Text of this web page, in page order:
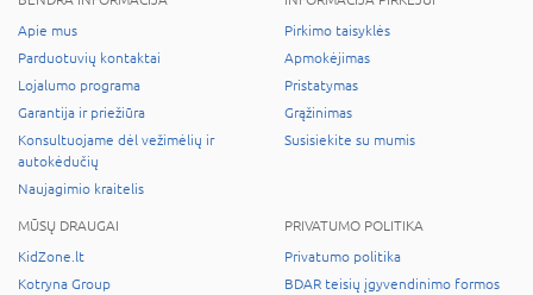
Apie mus
Parduotuvių kontaktai
Lojalumo programa
Garantija ir priežiūra
Konsultuojame dėl vežimėlių ir
autokėdučių
Naujagimio kraitelis
Pirkimo taisyklės
Apmokėjimas
Pristatymas
Grąžinimas
Susisiekite su mumis
MŪSŲ DRAUGAI
KidZone.lt
Kotryna Group
PRIVATUMO POLITIKA
Privatumo politika
BDAR teisių įgyvendinimo formos